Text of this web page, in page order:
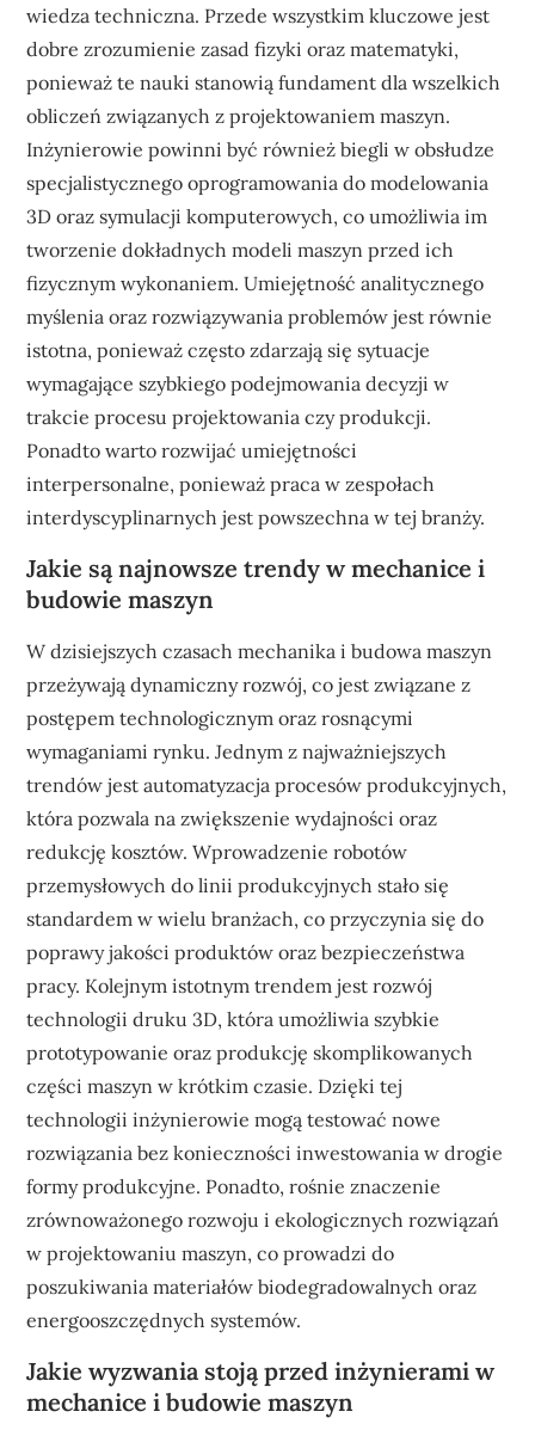
wiedza techniczna. Przede wszystkim kluczowe jest
dobre zrozumienie zasad fizyki oraz matematyki,
ponieważ te nauki stanowią fundament dla wszelkich
obliczeń związanych z projektowaniem maszyn.
Inżynierowie powinni być również biegli w obsłudze
specjalistycznego oprogramowania do modelowania
3D oraz symulacji komputerowych, co umożliwia im
tworzenie dokładnych modeli maszyn przed ich
fizycznym wykonaniem. Umiejętność analitycznego
myślenia oraz rozwiązywania problemów jest równie
istotna, ponieważ często zdarzają się sytuacje
wymagające szybkiego podejmowania decyzji w
trakcie procesu projektowania czy produkcji.
Ponadto warto rozwijać umiejętności
interpersonalne, ponieważ praca w zespołach
interdyscyplinarnych jest powszechna w tej branży.
Jakie są najnowsze trendy w mechanice i
budowie maszyn
W dzisiejszych czasach mechanika i budowa maszyn
przeżywają dynamiczny rozwój, co jest związane z
postępem technologicznym oraz rosnącymi
wymaganiami rynku. Jednym z najważniejszych
trendów jest automatyzacja procesów produkcyjnych,
która pozwala na zwiększenie wydajności oraz
redukcję kosztów. Wprowadzenie robotów
przemysłowych do linii produkcyjnych stało się
standardem w wielu branżach, co przyczynia się do
poprawy jakości produktów oraz bezpieczeństwa
pracy. Kolejnym istotnym trendem jest rozwój
technologii druku 3D, która umożliwia szybkie
prototypowanie oraz produkcję skomplikowanych
części maszyn w krótkim czasie. Dzięki tej
technologii inżynierowie mogą testować nowe
rozwiązania bez konieczności inwestowania w drogie
formy produkcyjne. Ponadto, rośnie znaczenie
zrównoważonego rozwoju i ekologicznych rozwiązań
w projektowaniu maszyn, co prowadzi do
poszukiwania materiałów biodegradowalnych oraz
energooszczędnych systemów.
Jakie wyzwania stoją przed inżynierami w
mechanice i budowie maszyn